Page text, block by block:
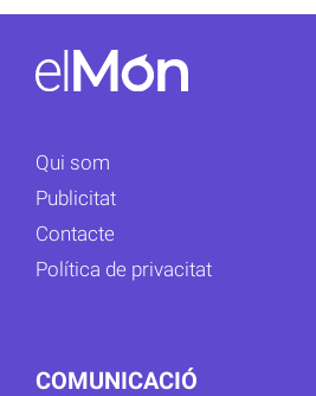
Qui som
Publicitat
Contacte
Política de privacitat
COMUNICACIÓ